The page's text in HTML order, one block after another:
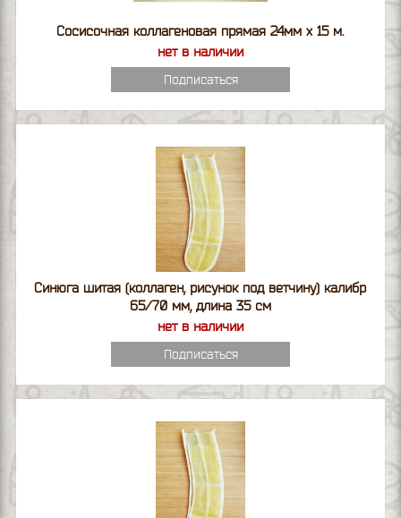
Сосисочная коллагеновая прямая 24мм х 15 м.
нет в наличии
Подписаться
Синюга шитая (коллаген, рисунок под ветчину) калибр
65/70 мм, длина 35 см
нет в наличии
Подписаться